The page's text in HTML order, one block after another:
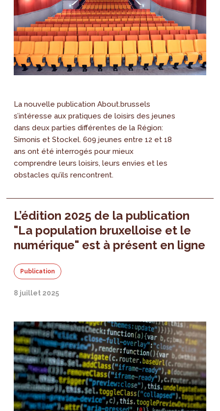
La nouvelle publication About.brussels
s’intéresse aux pratiques de loisirs des jeunes
dans deux parties différentes de la Région:
Simonis et Stockel. 609 jeunes entre 12 et 18
ans ont été interrogés pour mieux
comprendre leurs loisirs, leurs envies et les
obstacles qu’ils rencontrent.
L’édition 2025 de la publication
"La population bruxelloise et le
numérique" est à présent en ligne
Publication
8 juillet 2025